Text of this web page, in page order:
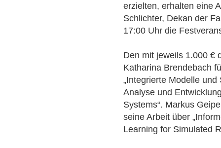
erzielten, erhalten eine
Schlichter, Dekan der
17:00 Uhr die
Den mit jeweils 1.000 €
Katharina Brendebach
„Integrierte Modelle
Analyse und
Systems“. Markus
seine Arbeit über
Learning for Simulated